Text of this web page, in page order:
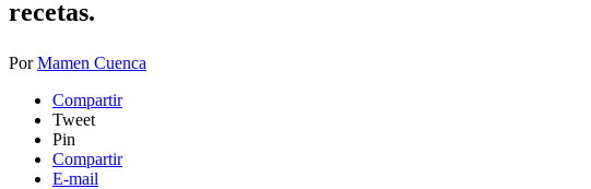
recetas.
PorMamen Cuenca
Compartir
Tweet
Pin
Compartir
E-mail